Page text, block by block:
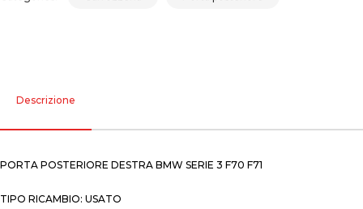
Descrizione
PORTA POSTERIORE DESTRA BMW SERIE 3 F70 F71
TIPO RICAMBIO: USATO